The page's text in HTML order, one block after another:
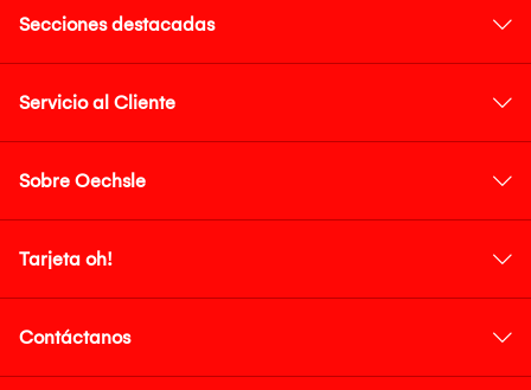
Secciones destacadas
Servicio al Cliente
Sobre Oechsle
Tarjeta oh!
Contáctanos